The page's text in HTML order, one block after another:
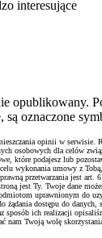
interesujące
opublikowany.
są oznaczone
opinii w serwisie.
osobowych dla celów
które podajesz lub
wykonania umowy z
przetwarzania jest
jest Ty. Twoje dane
uprawnionym do
żądania dostępu do danych,
sposób ich realizacji
nam Twoją wolę